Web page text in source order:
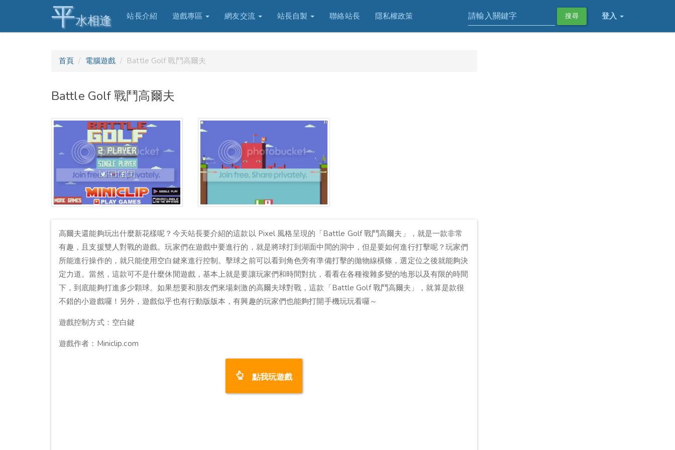
平水相逢 站長介紹 遊戲專區 網友交流 站長自製 聯絡站長 隱私權政策 登入
搜尋
首頁 電腦遊戲 Battle Golf 戰鬥高爾夫
Battle Golf 戰鬥高爾夫
高爾夫還能夠玩出什麼新花樣呢？今天站長要介紹的這款以 Pixel 風格呈現的「Battle Golf 戰鬥高爾夫」，就是一款非常
有趣，且支援雙人對戰的遊戲。玩家們在遊戲中要進行的，就是將球打到湖面中間的洞中，但是要如何進行打擊呢？玩家們
所能進行操作的，就只能使用空白鍵來進行控制。擊球之前可以看到角色旁有準備打擊的拋物線橫條，選定位之後就能夠決
定力道。當然，這款可不是什麼休閒遊戲，基本上就是要讓玩家們和時間對抗，看看在各種複雜多變的地形以及有限的時間
下，到底能夠打進多少顆球。如果想要和朋友們來場刺激的高爾夫球對戰，這款「Battle Golf 戰鬥高爾夫」，就算是款很
不錯的小遊戲囉！另外，遊戲似乎也有行動版版本，有興趣的玩家們也能夠打開手機玩玩看囉～
遊戲控制方式：空白鍵
遊戲作者：Miniclip.com
點我玩遊戲